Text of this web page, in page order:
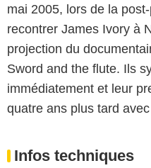
mai 2005, lors de la
recontrer James Ivory à
projection du
Sword and the flute. Ils
immédiatement et leur
quatre ans plus tard
Infos techniques